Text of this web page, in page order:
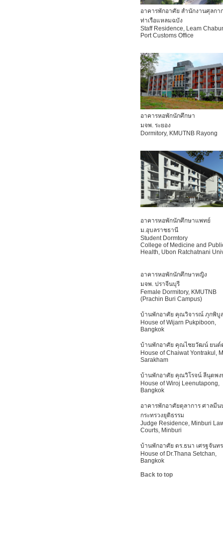
อาคารพักอาศัย สำนักงานศุลกา
ท่าเรือแหลมฉบัง
Staff Residence, Leam
Port Customs Office
อาคารหอพักนักศึกษา
มจพ. ระยอง
Dormitory, KMUTNB Rayong
อาคารหอพักนักศึกษาแพทย์
ม.อุบลราชธานี
Student Dormtory
College of Medicine and
Health, Ubon Ratchatnani
อาคารหอพักนักศึกษาหญิง
มจพ. ปราจีนบุรี
Female Dormitory, KMUTNB
(Prachin Buri Campus)
บ้านพักอาศัย คุณวิจารณ์ ภุกพิบู
House of Wijarn Pukpiboon,
Bangkok
บ้านพักอาศัย คุณไชยวัฒน์ ยนต์
House of Chaiwat Yontrakul,
Sarakham
บ้านพักอาศัย คุณวิโรจน์ ลีนุตพง
House of Wiroj Leenutapong,
Bangkok
อาคารพักอาศัยตุลาการ ศาลมีน
กระทรวงยุติธรรม
Judge Residence, Minburi
Courts, Minburi
บ้านพักอาศัย ดร.ธนา เศรฐจันทร
House of Dr.Thana Setchan,
Bangkok
Back to top